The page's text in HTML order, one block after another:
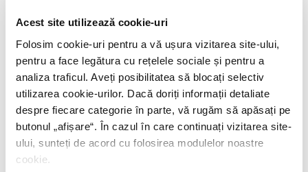
Acest site utilizează cookie-uri
Folosim cookie-uri pentru a vă ușura vizitarea site-ului,
pentru a face legătura cu rețelele sociale și pentru a
analiza traficul. Aveți posibilitatea să blocați selectiv
utilizarea cookie-urilor. Dacă doriți informații detaliate
despre fiecare categorie în parte, vă rugăm să apăsați pe
butonul „ afișare“. În cazul în care continuați vizitarea site-
ului, sunteți de acord cu folosirea modulelor noastre
cookie.